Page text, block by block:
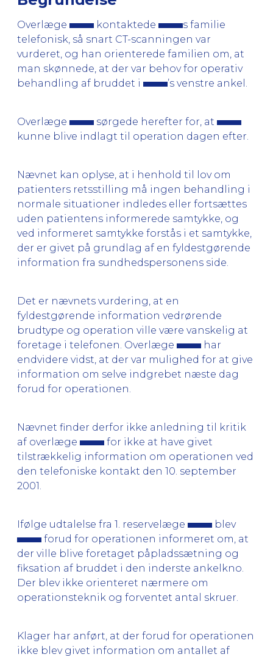
Overlæge kontaktede
s familie
telefonisk, så snart CT-scanningen var
vurderet, og han orienterede familien om, at
man skønnede, at der var behov for operativ
behandling af bruddet i
’s venstre ankel.
Overlæge
sørgede herefter for, at
kunne blive indlagt til operation dagen efter.
Nævnet kan oplyse, at i henhold til lov om
patienters retsstilling må ingen behandling i
normale situationer indledes eller fortsættes
uden patientens informerede samtykke, og
ved informeret samtykke forstås i et samtykke,
der er givet på grundlag af en fyldestgørende
information fra sundhedspersonens side.
Det er nævnets vurdering, at en
fyldestgørende information vedrørende
brudtype og operation ville være vanskelig at
foretage i telefonen. Overlæge
har
endvidere vidst, at der var mulighed for at give
information om selve indgrebet næste dag
forud for operationen.
Nævnet finder derfor ikke anledning til kritik
af overlæge
for ikke at have givet
tilstrækkelig information om operationen ved
den telefoniske kontakt den 10. september
2001.
Ifølge udtalelse fra 1. reservelæge
blev
forud for operationen informeret om, at
der ville blive foretaget påpladssætning og
fiksation af bruddet i den inderste ankelkno.
Der blev ikke orienteret nærmere om
operationsteknik og forventet antal skruer.
Klager har anført, at der forud for operationen
ikke blev givet information om antallet af